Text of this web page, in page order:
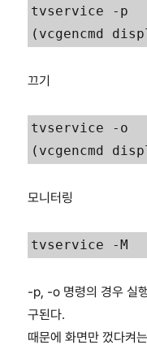
tvservice -p
(vcgencmd
끄기
tvservice -o
(vcgencmd
모니터링
tvservice -M
-p, -o 명령의 경우 실
구된다.
때문에 화면만 껐다